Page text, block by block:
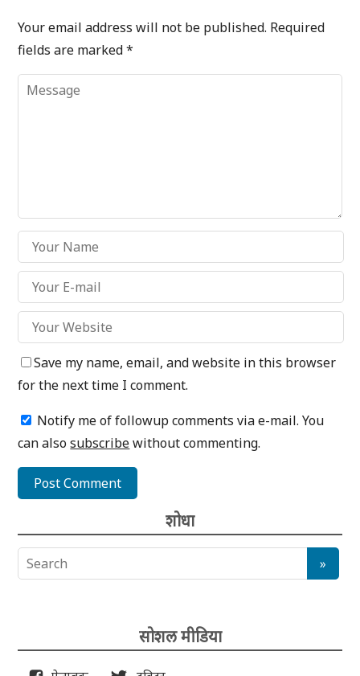
Your email address will not be published. Required
fields are marked*
Save my name, email, and website in this browser
for the next time I comment.
Notify me of followup comments via e-mail. You
can alsosubscribewithout commenting.
शोधा
सोशल मीडिया